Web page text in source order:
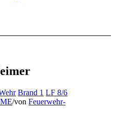
Brand 1 LF 8/6
/vonFeuerwehr-